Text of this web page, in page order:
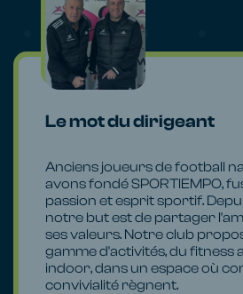
Le mot du dirigeant
Anciens joueurs de football
avons fondé SPORTIEMPO,
passion et esprit sportif.
notre but est de partager
ses valeurs. Notre club
gamme d'activités, du fitness
indoor, dans un espace où
convivialité règnent.